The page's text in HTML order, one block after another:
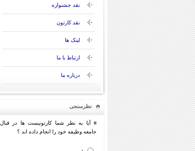
نقد جشنواره
نقد کارتون
لینک ها
ارتباط با ما
درباره ما
نظرسنجی
≡ آیا به نظر شما کارتونیست ها در قبال
جامعه وظیفه خود را انجام داده اند ؟